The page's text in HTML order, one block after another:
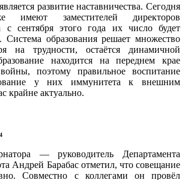
развитие наставничества. Сегодня
заместителей директоров
сентября этого года их число будет
Система образования решает множество
на трудности, остаётся динамичной
находится на переднем крае
поэтому правильное воспитание
у них иммунитета к внешним
крайне актуально.
— руководитель Департамента
Андрей Барабас отметил, что совещание
Совместно с коллегами он провёл